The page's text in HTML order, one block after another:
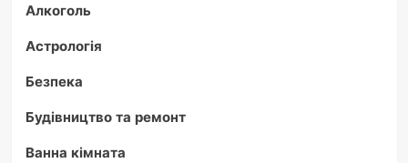
Алкоголь
Астрологія
Безпека
Будівництво та ремонт
Ванна кімната